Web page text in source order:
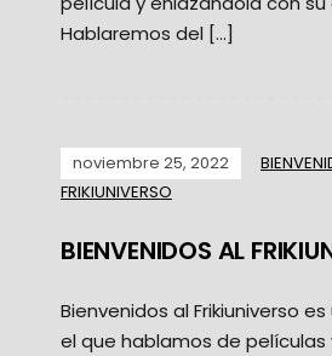
Hablaremos del […]
noviembre 25, 2022
FRIKIUNIVERSO
BIENVENIDOS AL
Bienvenidos al Frikiuniverso
el que hablamos de películas